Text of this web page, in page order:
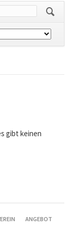
gibt keinen
ANGEBOT